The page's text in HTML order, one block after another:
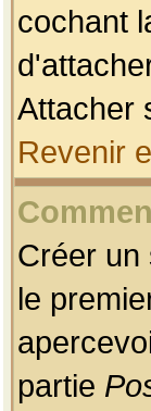
cochant
Attacher
Revenir
Créer un
le
partie